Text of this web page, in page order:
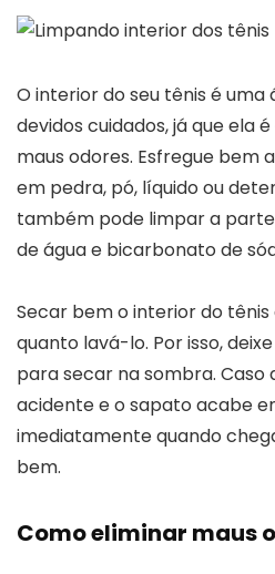
O interior do seu tênis é uma
devidos cuidados, já que ela
maus odores. Esfregue bem
em pedra, pó, líquido ou
também pode limpar a
de água e bicarbonato de
Secar bem o interior do
quanto lavá-lo. Por isso,
para secar na sombra. Caso
acidente e o sapato acabe
imediatamente quando
bem.
Como eliminar maus